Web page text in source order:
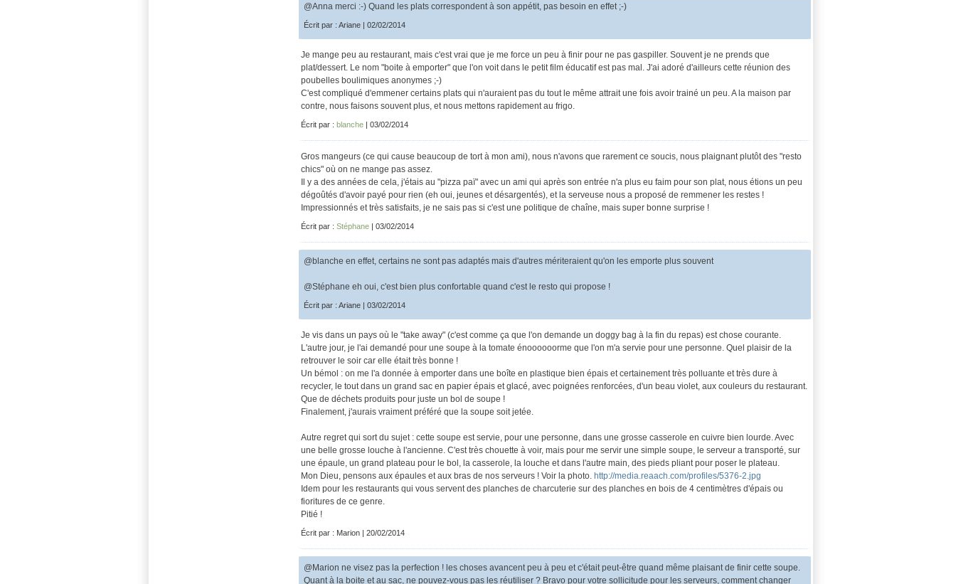
@Anna merci :-) Quand les plats correspondent à son appétit, pas besoin en effet ;-)
Écrit par : Ariane | 02/02/2014
Je mange peu au restaurant, mais c'est vrai que je me force un peu à finir pour ne pas gaspiller. Souvent je ne prends que
plat/dessert. Le nom "boite à emporter" que l'on voit dans le petit film éducatif est pas mal. J'ai adoré d'ailleurs cette réunion des
poubelles boulimiques anonymes ;-)
C'est compliqué d'emmener certains plats qui n'auraient pas du tout le même attrait une fois avoir trainé un peu. A la maison par
contre, nous faisons souvent plus, et nous mettons rapidement au frigo.
Écrit par : blanche | 03/02/2014
Gros mangeurs (ce qui cause beaucoup de tort à mon ami), nous n'avons que rarement ce soucis, nous plaignant plutôt des "resto
chics" où on ne mange pas assez.
Il y a des années de cela, j'étais au "pizza paï" avec un ami qui après son entrée n'a plus eu faim pour son plat, nous étions un peu
dégoûtés d'avoir payé pour rien (eh oui, jeunes et désargentés), et la serveuse nous a proposé de remmener les restes !
Impressionnés et très satisfaits, je ne sais pas si c'est une politique de chaîne, mais super bonne surprise !
Écrit par : Stéphane | 03/02/2014
@blanche en effet, certains ne sont pas adaptés mais d'autres mériteraient qu'on les emporte plus souvent
@Stéphane eh oui, c'est bien plus confortable quand c'est le resto qui propose !
Écrit par : Ariane | 03/02/2014
Je vis dans un pays où le "take away" (c'est comme ça que l'on demande un doggy bag à la fin du repas) est chose courante.
L'autre jour, je l'ai demandé pour une soupe à la tomate énoooooorme que l'on m'a servie pour une personne. Quel plaisir de la
retrouver le soir car elle était très bonne !
Un bémol : on me l'a donnée à emporter dans une boîte en plastique bien épais et certainement très polluante et très dure à
recycler, le tout dans un grand sac en papier épais et glacé, avec poignées renforcées, d'un beau violet, aux couleurs du restaurant.
Que de déchets produits pour juste un bol de soupe !
Finalement, j'aurais vraiment préféré que la soupe soit jetée.
Autre regret qui sort du sujet : cette soupe est servie, pour une personne, dans une grosse casserole en cuivre bien lourde. Avec
une belle grosse louche à l'ancienne. C'est très chouette à voir, mais pour me servir une simple soupe, le serveur a transporté, sur
une épaule, un grand plateau pour le bol, la casserole, la louche et dans l'autre main, des pieds pliant pour poser le plateau.
Mon Dieu, pensons aux épaules et aux bras de nos serveurs ! Voir la photo. http://media.reaach.com/profiles/5376-2.jpg
Idem pour les restaurants qui vous servent des planches de charcuterie sur des planches en bois de 4 centimètres d'épais ou
fioritures de ce genre.
Pitié !
Écrit par : Marion | 20/02/2014
@Marion ne visez pas la perfection ! les choses avancent peu à peu et c'était peut-être quand même plaisant de finir cette soupe.
Quant à la boite et au sac, ne pouvez-vous pas les réutiliser ? Bravo pour votre sollicitude pour les serveurs, comment changer